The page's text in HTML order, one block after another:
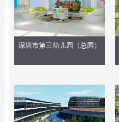
深圳市第三幼儿园（总园）